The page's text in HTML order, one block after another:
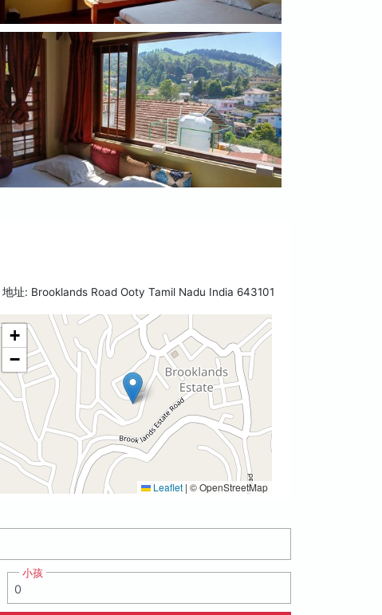
地址: Brooklands Road Ooty Tamil Nadu India 643101
+
−
Leaflet | © OpenStreetMap
小孩